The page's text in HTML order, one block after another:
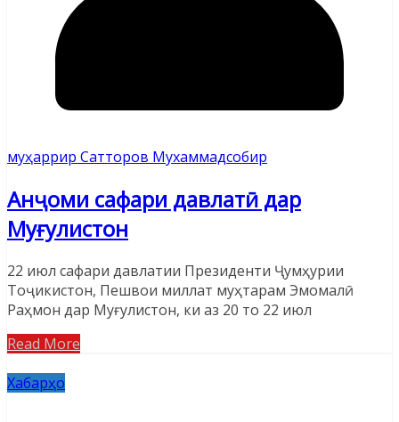
муҳаррир Сатторов Мухаммадсобир
Анҷоми сафари давлатӣ дар
Муғулистон
22 июл сафари давлатии Президенти Ҷумҳурии
Тоҷикистон, Пешвои миллат муҳтарам Эмомалӣ
Раҳмон дар Муғулистон, ки аз 20 то 22 июл
Read More
Хабарҳо